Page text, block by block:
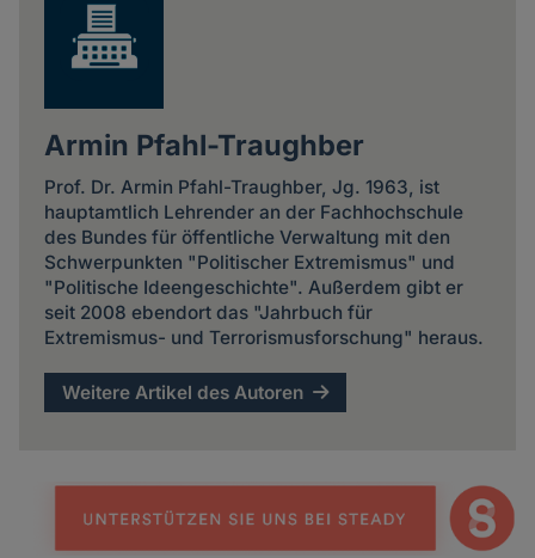
Armin Pfahl-Traughber
Prof. Dr. Armin Pfahl-Traughber, Jg. 1963, ist
hauptamtlich Lehrender an der Fachhochschule
des Bundes für öffentliche Verwaltung mit den
Schwerpunkten "Politischer Extremismus" und
"Politische Ideengeschichte". Außerdem gibt er
seit 2008 ebendort das "Jahrbuch für
Extremismus- und Terrorismusforschung" heraus.
Weitere Artikel des Autoren